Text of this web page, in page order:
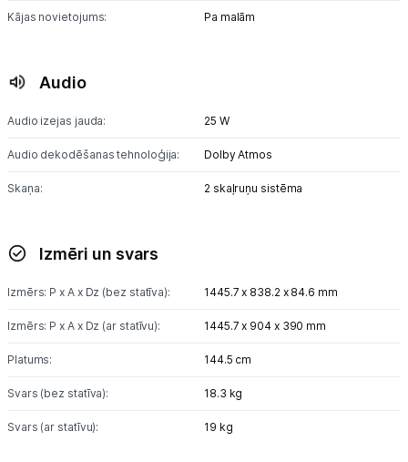
Kājas novietojums: Pa malām
Audio
Audio izejas jauda: 25 W
Audio dekodēšanas tehnoloģija: Dolby Atmos
Skaņa: 2 skaļruņu sistēma
Izmēri un svars
Izmērs: P x A x Dz (bez statīva): 1445.7 x 838.2 x 84.6 mm
Izmērs: P x A x Dz (ar statīvu): 1445.7 x 904 x 390 mm
Platums: 144.5 cm
Svars (bez statīva): 18.3 kg
Svars (ar statīvu): 19 kg